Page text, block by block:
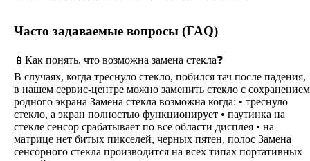
Часто задаваемые вопросы (FAQ)
📱Как понять, что возможна замена стекла❓
В случаях, когда треснуло стекло, побился тач после падения,
в нашем сервис-центре можно заменить стекло с сохранением
родного экрана Замена стекла возможна когда: • треснуло
стекло, а экран полностью функционирует • паутинка на
стекле сенсор срабатывает по все области дисплея • на
матрице нет битых пикселей, черных пятен, полос Замена
сенсорного стекла производится на всех типах портативных